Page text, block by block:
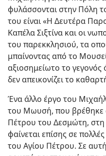
φυλάσσονται στην Πόλη
του είναι «Η Δευτέρα
Καπέλα Σιξτίνα και οι
του παρεκκλησιού, τα
μπαίνοντας από το
αξιοσημείωτο το
δεν απεικονίζει το
Ένα άλλο έργο του
του Μωυσή, που βρέθηκε
Πέτρου του Δεσμώτη,
φαίνεται επίσης σε
του Αγίου Πέτρου. Σε